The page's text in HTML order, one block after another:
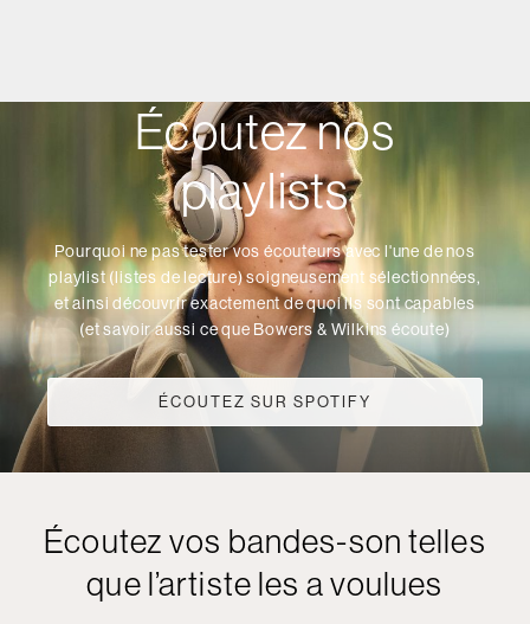
Écoutez nos
playlists
Pourquoi ne pas tester vos écouteurs avec l'une de nos
playlist (listes de lecture) soigneusement sélectionnées,
et ainsi découvrir exactement de quoi ils sont capables
(et savoir aussi ce que Bowers & Wilkins écoute)
ÉCOUTEZ SUR SPOTIFY
Écoutez vos bandes-son telles
que l’artiste les a voulues